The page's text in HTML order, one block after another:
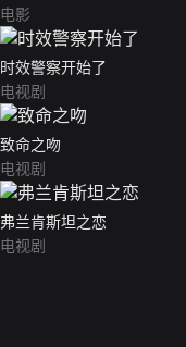
电影
时效警察开始了
电视剧
致命之吻
电视剧
弗兰肯斯坦之恋
电视剧